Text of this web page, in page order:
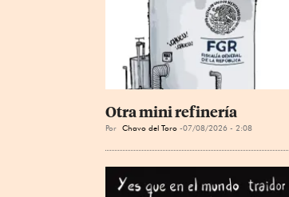
Otra mini refinería
Por Chavo del Toro 07/08/2026 - 2:08